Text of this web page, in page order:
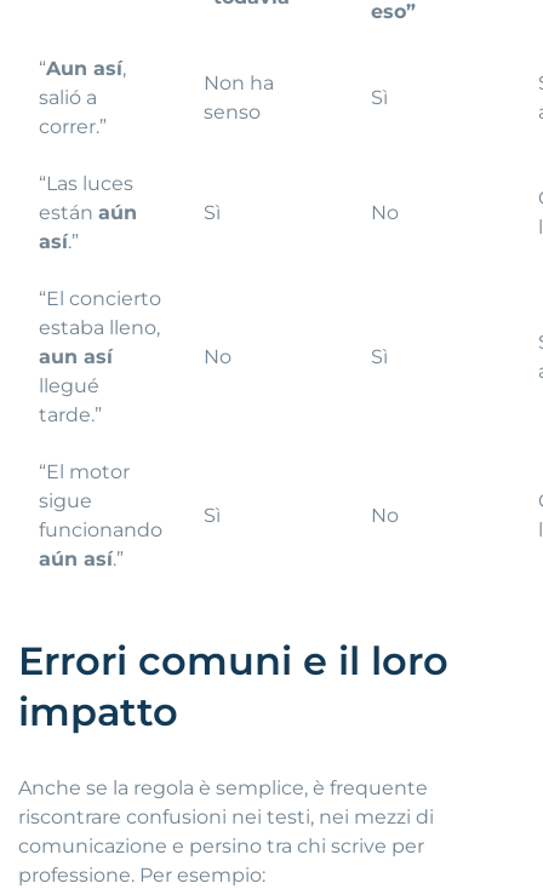
eso”
“Aun así,
salió a
correr.”
Non ha
senso
Sì
“Las luces
estánaún
así.”
Sì No
“El concierto
estaba lleno,
aun así
llegué
tarde.”
No Sì
“El motor
sigue
funcionando
aún así.”
Sì No
Errori comuni e il loro
impatto
Anche se la regola è semplice, è frequente
riscontrare confusioni nei testi, nei mezzi di
comunicazione e persino tra chi scrive per
professione. Per esempio: